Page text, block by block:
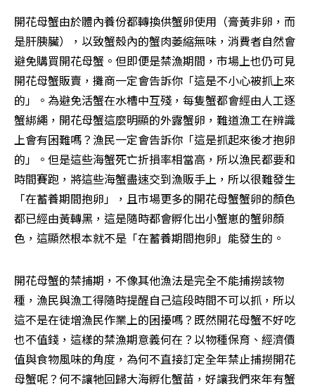
開花母蟹由於體內養份都轉換供蟹卵使用（膏黃非卵，而
是肝胰臟），以致蟹殼內的蟹肉萎縮無味，消費者自然會
避免購買開花母蟹。但即便是禁漁期間，市場上也仍可見
開花母蟹販賣，攤商一定會告訴你「這是不小心被抓上來
的」。為避免活蟹在水槽中互殘，每隻蟹都會經由人工逐
蟹綁繩，開花母蟹這麼明顯的外露蟹卵，難道漁工在辨識
上會有困難嗎？漁民一定會告訴你「這是抓起來後才抱卵
的」。但是這些海蟹死亡折損率相當高，所以漁民都要和
時間賽跑，將這些海蟹盡速交到漁販手上，所以很難發生
「在蓄養期間抱卵」，且市場更多的開花母蟹蟹卵的顏色
都已經由黃轉黑，這是隨時都會孵化出小蟹崽的蟹卵顏
色，這顯然根本就不是「在蓄養期間抱卵」能發生的。
開花母蟹的禁捕期，不像其他漁法是完全不能捕撈該物
種，漁民與漁工得隨時提醒自己這段時間不可以抓，所以
這不是在徒增漁民作業上的困擾嗎？既然開花母蟹不好吃
也不值錢，這樣的禁漁期意義何在？以物種保育、經濟價
值與食物風味的角度，為何不直接訂定全年禁止捕撈開花
母蟹呢？何不讓牠回歸大海孵化蟹苗，好讓我們來年有蟹